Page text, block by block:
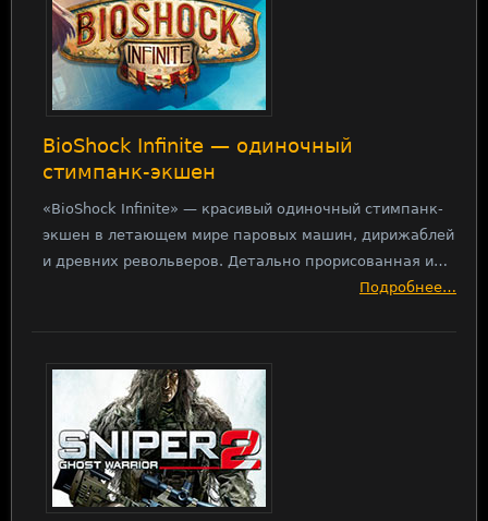
BioShock Infinite — одиночный
стимпанк-экшен
«BioShock Infinite» — красивый одиночный стимпанк-
экшен в летающем мире паровых машин, дирижаблей
и древних револьверов. Детально прорисованная и…
Подробнее…